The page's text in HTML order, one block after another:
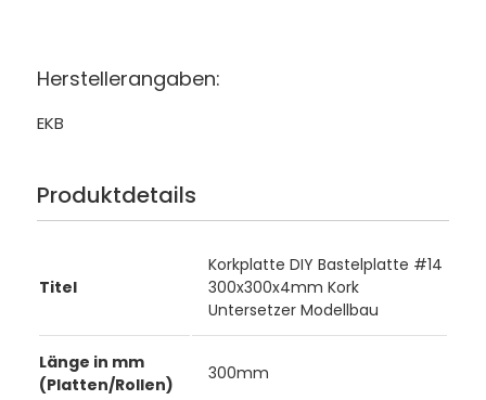
Herstellerangaben:
EKB
Produktdetails
Titel
Korkplatte DIY Bastelplatte #14
300x300x4mm Kork
Untersetzer Modellbau
Länge in mm
(Platten/Rollen)
300mm